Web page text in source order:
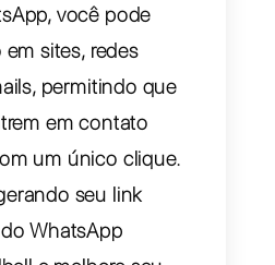
que você gere
um link com seu
permitindo que os
uma conversa
pelo
Este recurso é perfeito